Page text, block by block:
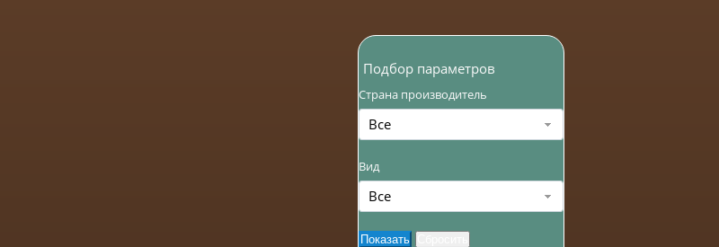
Подбор параметров
Страна производитель
Все
Вид
Все